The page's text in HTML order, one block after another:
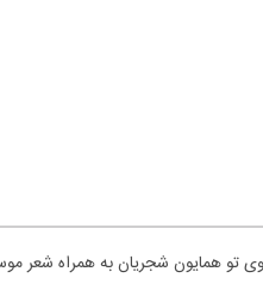
تو همایون شجریان به همراه شعر